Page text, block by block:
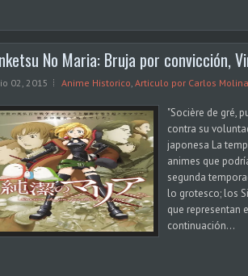
No Maria: Bruja por convicción,
02, 2015 Anime Historico Articulo por Carlos Molina
"Socière de gré,
contra su
japonesa La
animes que
segunda
lo grotesco; los
que representan
continuación...